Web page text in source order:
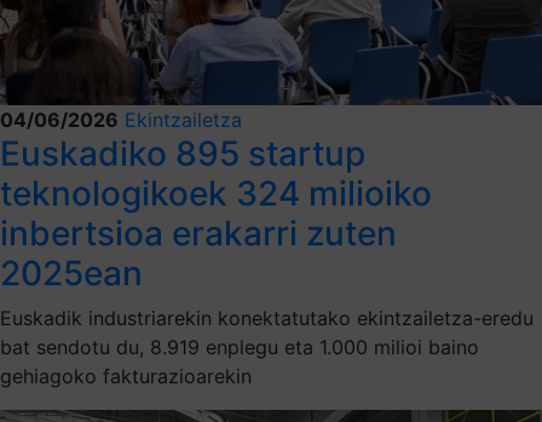
04/06/2026 Ekintzailetza
Euskadiko 895 startup
teknologikoek 324 milioiko
inbertsioa erakarri zuten
2025ean
Euskadik industriarekin konektatutako ekintzailetza-eredu
bat sendotu du, 8.919 enplegu eta 1.000 milioi baino
gehiagoko fakturazioarekin